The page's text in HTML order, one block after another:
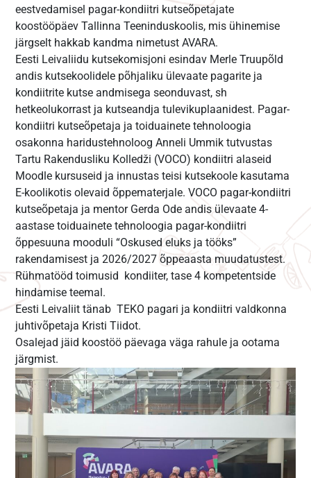
eestvedamisel pagar-kondiitri kutseõpetajate
koostööpäev Tallinna Teeninduskoolis, mis ühinemise
järgselt hakkab kandma nimetust AVARA.
Eesti Leivaliidu kutsekomisjoni esindav Merle Truupõld
andis kutsekoolidele põhjaliku ülevaate pagarite ja
kondiitrite kutse andmisega seonduvast, sh
hetkeolukorrast ja kutseandja tulevikuplaanidest. Pagar-
kondiitri kutseõpetaja ja toiduainete tehnoloogia
osakonna haridustehnoloog Anneli Ummik tutvustas
Tartu Rakendusliku Kolledži (VOCO) kondiitri alaseid
Moodle kursuseid ja innustas teisi kutsekoole kasutama
E-koolikotis olevaid õppematerjale. VOCO pagar-kondiitri
kutseõpetaja ja mentor Gerda Ode andis ülevaate 4-
aastase toiduainete tehnoloogia pagar-kondiitri
õppesuuna mooduli “Oskused eluks ja tööks”
rakendamisest ja 2026/2027 õppeaasta muudatustest.
Rühmatööd toimusid kondiiter, tase 4 kompetentside
hindamise teemal.
Eesti Leivaliit tänab TEKO pagari ja kondiitri valdkonna
juhtivõpetaja Kristi Tiidot.
Osalejad jäid koostöö päevaga väga rahule ja ootama
järgmist.